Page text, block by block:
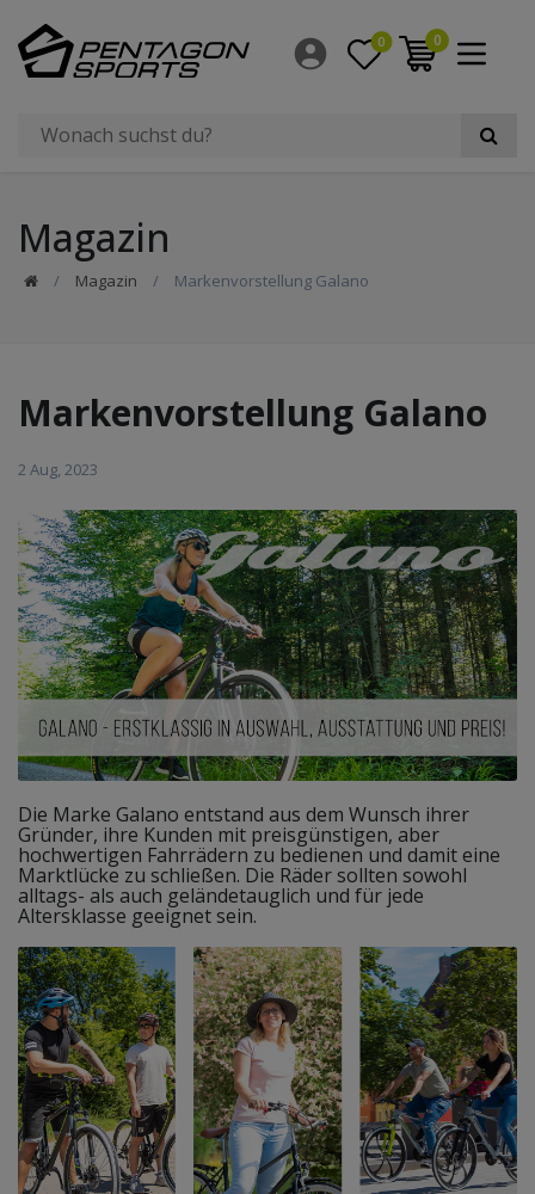
0 0
Magazin
Magazin Markenvorstellung Galano
Markenvorstellung Galano
2 Aug, 2023
Die Marke Galano entstand aus dem Wunsch ihrer
Gründer, ihre Kunden mit preisgünstigen, aber
hochwertigen Fahrrädern zu bedienen und damit eine
Marktlücke zu schließen. Die Räder sollten sowohl
alltags- als auch geländetauglich und für jede
Altersklasse geeignet sein.